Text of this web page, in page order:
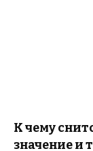
К чему
значение и